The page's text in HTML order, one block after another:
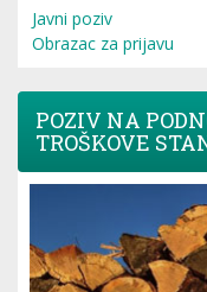
Javni poziv
Obrazac za prijavu
POZIV NA
TROŠKOVE